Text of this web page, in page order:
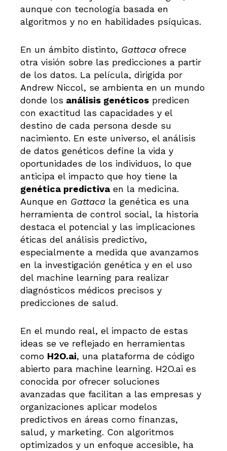
aunque con tecnología basada en
algoritmos y no en habilidades psíquicas.
En un ámbito distinto, Gattaca ofrece
otra visión sobre las predicciones a partir
de los datos. La película, dirigida por
Andrew Niccol, se ambienta en un mundo
donde los análisis genéticos predicen
con exactitud las capacidades y el
destino de cada persona desde su
nacimiento. En este universo, el análisis
de datos genéticos define la vida y
oportunidades de los individuos, lo que
anticipa el impacto que hoy tiene la
genética predictiva en la medicina.
Aunque en Gattaca la genética es una
herramienta de control social, la historia
destaca el potencial y las implicaciones
éticas del análisis predictivo,
especialmente a medida que avanzamos
en la investigación genética y en el uso
del machine learning para realizar
diagnósticos médicos precisos y
predicciones de salud.
En el mundo real, el impacto de estas
ideas se ve reflejado en herramientas
como H2O.ai, una plataforma de código
abierto para machine learning. H2O.ai es
conocida por ofrecer soluciones
avanzadas que facilitan a las empresas y
organizaciones aplicar modelos
predictivos en áreas como finanzas,
salud, y marketing. Con algoritmos
optimizados y un enfoque accesible, ha